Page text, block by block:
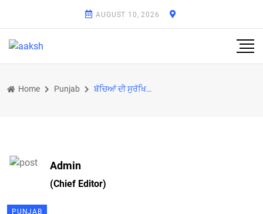
AUGUST 10, 2026
Home Punjab ਬੱਚਿਆਂ ਦੀ ਸੁਰੱਖਿਆ ਲਈ `ਸੇਫ ਸਕੂਲ ਵਾਹਨ` ਮੁਹਿੰਮ ਤੇਜ਼ : ਡਾ. ਬਲਜੀਤ ਕੌਰ
Admin
(Chief Editor)
PUNJAB